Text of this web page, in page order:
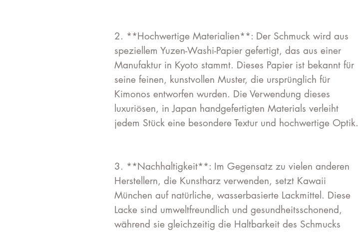
2. **Hochwertige Materialien**: Der Schmuck wird aus
speziellem Yuzen-Washi-Papier gefertigt, das aus einer
Manufaktur in Kyoto stammt. Dieses Papier ist bekannt für
seine feinen, kunstvollen Muster, die ursprünglich für
Kimonos entworfen wurden. Die Verwendung dieses
luxuriösen, in Japan handgefertigten Materials verleiht
jedem Stück eine besondere Textur und hochwertige Optik.
3. **Nachhaltigkeit**: Im Gegensatz zu vielen anderen
Herstellern, die Kunstharz verwenden, setzt Kawaii
München auf natürliche, wasserbasierte Lackmittel. Diese
Lacke sind umweltfreundlich und gesundheitsschonend,
während sie gleichzeitig die Haltbarkeit des Schmucks